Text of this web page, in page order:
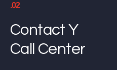
.02
Contact Y
Call Center